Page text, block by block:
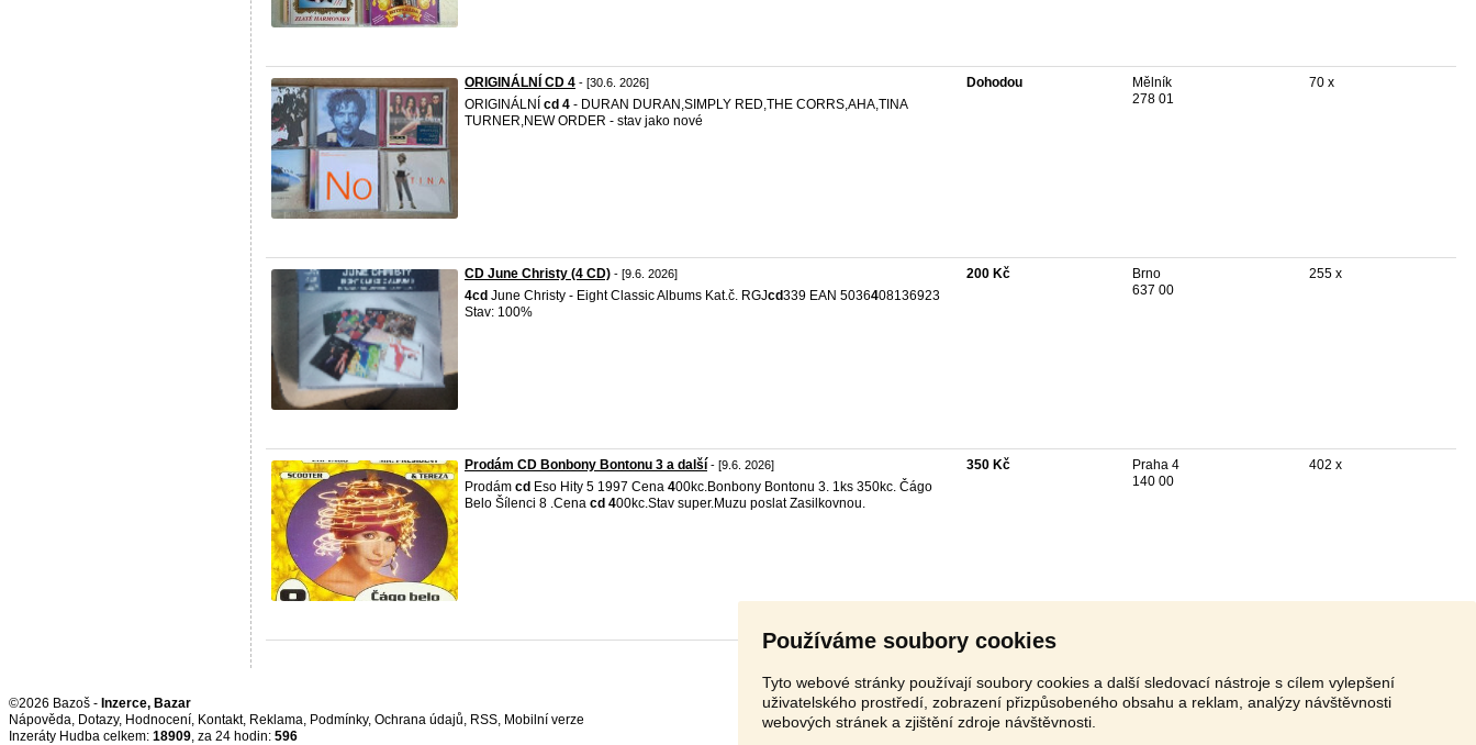
Používáme soubory cookies
Tyto webové stránky používají soubory cookies a další sledovací nástroje s cílem vylepšení
uživatelského prostředí, zobrazení přizpůsobeného obsahu a reklam, analýzy návštěvnosti
webových stránek a zjištění zdroje návštěvnosti.
ORIGINÁLNÍ CD 4 - [30.6. 2026]
ORIGINÁLNÍ cd 4 - DURAN DURAN,SIMPLY RED,THE CORRS,AHA,TINA
TURNER,NEW ORDER - stav jako nové
Dohodou
Mělník
278 01
70 x
CD June Christy (4 CD) - [9.6. 2026]
4cd June Christy - Eight Classic Albums Kat.č. RGJcd339 EAN 5036408136923
Stav: 100%
200 Kč
Brno
637 00
255 x
Prodám CD Bonbony Bontonu 3 a další - [9.6. 2026]
Prodám cd Eso Hity 5 1997 Cena 400kc.Bonbony Bontonu 3. 1ks 350kc. Čágo
Belo Šílenci 8 .Cena cd 400kc.Stav super.Muzu poslat Zasilkovnou.
350 Kč
Praha 4
140 00
402 x
©2026 Bazoš - Inzerce, Bazar
Nápověda, Dotazy, Hodnocení, Kontakt, Reklama, Podmínky, Ochrana údajů, RSS,
Inzeráty Hudba celkem: 18909, za 24 hodin: 596